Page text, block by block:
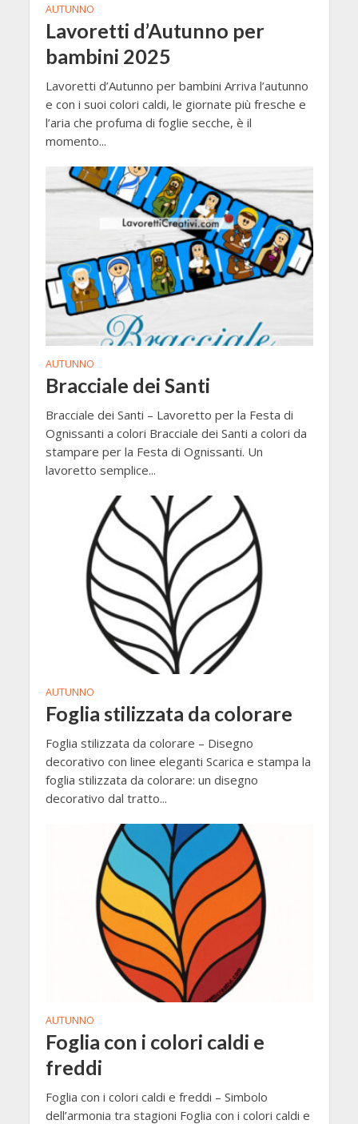
AUTUNNO
Lavoretti d’Autunno per
bambini 2025
Lavoretti d’Autunno per bambini Arriva l’autunno
e con i suoi colori caldi, le giornate più fresche e
l’aria che profuma di foglie secche, è il
momento...
AUTUNNO
Bracciale dei Santi
Bracciale dei Santi – Lavoretto per la Festa di
Ognissanti a colori Bracciale dei Santi a colori da
stampare per la Festa di Ognissanti. Un
lavoretto semplice...
AUTUNNO
Foglia stilizzata da colorare
Foglia stilizzata da colorare – Disegno
decorativo con linee eleganti Scarica e stampa la
foglia stilizzata da colorare: un disegno
decorativo dal tratto...
AUTUNNO
Foglia con i colori caldi e
freddi
Foglia con i colori caldi e freddi – Simbolo
dell’armonia tra stagioni Foglia con i colori caldi e